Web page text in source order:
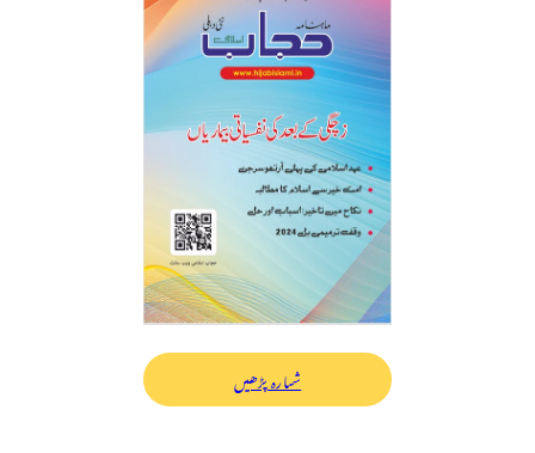
شمارہ پڑھیں